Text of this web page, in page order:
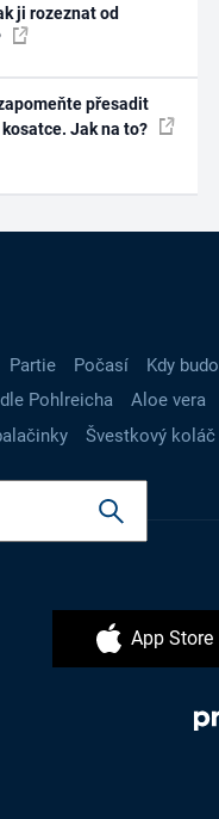
ji rozeznat od
přesadit
Jak na to?
Partie Počasí Kdy
Pohlreicha Aloe vera
Švestkový koláč
App Store